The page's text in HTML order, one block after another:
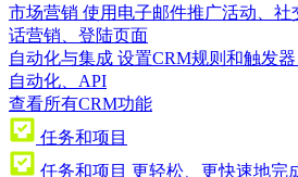
市场营销 使用电子邮件推广活动、
话营销、登陆页面
自动化与集成 设置CRM规则和触发
自动化、API
查看所有CRM功能
任务和项目
任务和项目 更轻松、更快速地完